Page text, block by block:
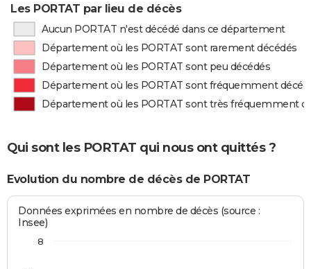
Les PORTAT par lieu de décès
Aucun PORTAT n'est décédé dans ce département
Département où les PORTAT sont rarement décédés
Département où les PORTAT sont peu décédés
Département où les PORTAT sont fréquemment
Département où les PORTAT sont très fréquemment
Qui sont les PORTAT qui nous ont quittés ?
Evolution du nombre de décès de PORTAT
Données exprimées en nombre de décès (source :
Insee)
8